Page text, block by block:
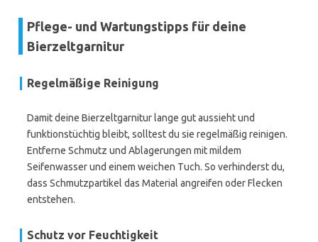
Pflege- und Wartungstipps für deine
Bierzeltgarnitur
Regelmäßige Reinigung
Damit deine Bierzeltgarnitur lange gut aussieht und
funktionstüchtig bleibt, solltest du sie regelmäßig reinigen.
Entferne Schmutz und Ablagerungen mit mildem
Seifenwasser und einem weichen Tuch. So verhinderst du,
dass Schmutzpartikel das Material angreifen oder Flecken
entstehen.
Schutz vor Feuchtigkeit